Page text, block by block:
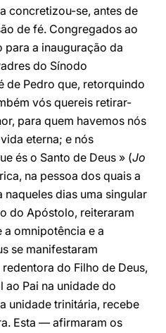
concretizou-se, antes de
de fé. Congregados ao
para a inauguração da
do Sínodo
de Pedro que, retorquindo
vós quereis retirar-
para quem havemos nós
eterna; e nós
és o Santo de Deus » (Jo
na pessoa dos quais a
dias uma singular
do Apóstolo, reiteraram
omnipotência e a
se manifestaram
do Filho de Deus,
ao Pai na unidade do
unidade trinitária, recebe
Esta — afirmaram os